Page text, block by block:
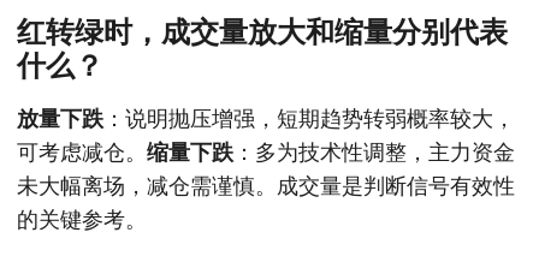
红转绿时，成交量放大和缩量分别代表
什么？
放量下跌 ：说明抛压增强，短期趋势转弱概率较大，
可考虑减仓。 缩量下跌 ：多为技术性调整，主力资金
未大幅离场，减仓需谨慎。成交量是判断信号有效性
的关键参考。